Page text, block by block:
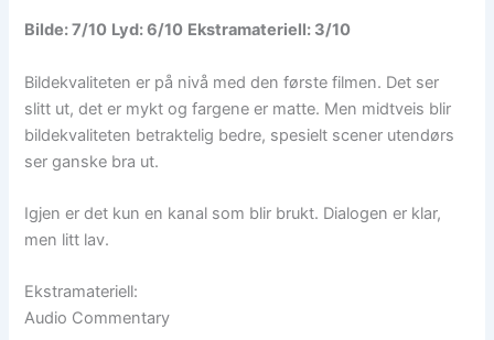
Bilde: 7/10 Lyd: 6/10 Ekstramateriell: 3/10
Bildekvaliteten er på nivå med den første filmen. Det ser
slitt ut, det er mykt og fargene er matte. Men midtveis blir
bildekvaliteten betraktelig bedre, spesielt scener utendørs
ser ganske bra ut.
Igjen er det kun en kanal som blir brukt. Dialogen er klar,
men litt lav.
Ekstramateriell:
Audio Commentary